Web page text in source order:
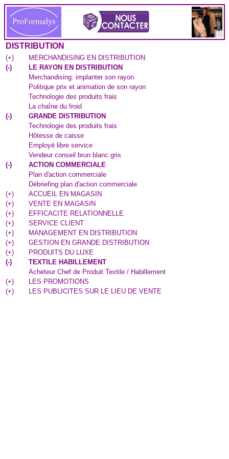
DISTRIBUTION
(+)
MERCHANDISING EN DISTRIBUTION
(-)
LE RAYON EN DISTRIBUTION
Merchandising: implanter son rayon
Politique prix et animation de son rayon
Technologie des produits frais
La chaîne du froid
(-)
GRANDE DISTRIBUTION
Technologie des produits frais
Hôtesse de caisse
Employé libre service
Vendeur conseil brun blanc gris
(-)
ACTION COMMERCIALE
Plan d'action commerciale
Débriefing plan d'action commerciale
(+)
ACCUEIL EN MAGASIN
(+)
VENTE EN MAGASIN
(+)
EFFICACITE RELATIONNELLE
(+)
SERVICE CLIENT
(+)
MANAGEMENT EN DISTRIBUTION
(+)
GESTION EN GRANDE DISTRIBUTION
(+)
PRODUITS DU LUXE
(-)
TEXTILE HABILLEMENT
Acheteur Chef de Produit Textile / Habillement
(+)
LES PROMOTIONS
(+) LES PUBLICITES SUR LE LIEU DE VENTE